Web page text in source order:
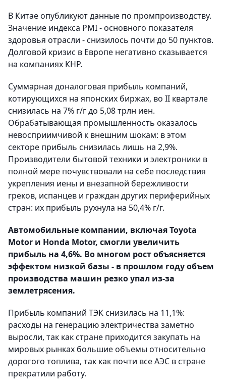
В Китае опубликуют данные по промпроизводству.
Значение индекса PMI - основного показателя
здоровья отрасли - снизилось почти до 50 пунктов.
Долговой кризис в Европе негативно сказывается
на компаниях КНР.
Суммарная доналоговая прибыль компаний,
котирующихся на японских биржах, во II квартале
снизилась на 7% г/г до 5,08 трлн иен.
Обрабатывающая промышленность оказалось
невосприимчивой к внешним шокам: в этом
секторе прибыль снизилась лишь на 2,9%.
Производители бытовой техники и электроники в
полной мере почувствовали на себе последствия
укрепления иены и внезапной бережливости
греков, испанцев и граждан других периферийных
стран: их прибыль рухнула на 50,4% г/г.
Автомобильные компании, включая Toyota
Motor и Honda Motor, смогли увеличить
прибыль на 4,6%. Во многом рост объясняется
эффектом низкой базы - в прошлом году объем
производства машин резко упал из-за
землетрясения.
Прибыль компаний ТЭК снизилась на 11,1%:
расходы на генерацию электричества заметно
выросли, так как стране приходится закупать на
мировых рынках большие объемы относительно
дорогого топлива, так как почти все АЭС в стране
прекратили работу.